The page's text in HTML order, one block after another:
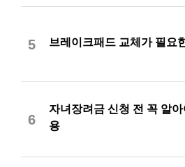
5 브레이크패드 교체가 필요
6
자녀장려금 신청 전 꼭 알아
용